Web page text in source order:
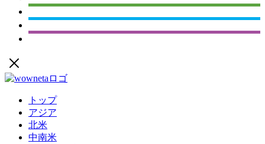
トップ
アジア
北米
中南米